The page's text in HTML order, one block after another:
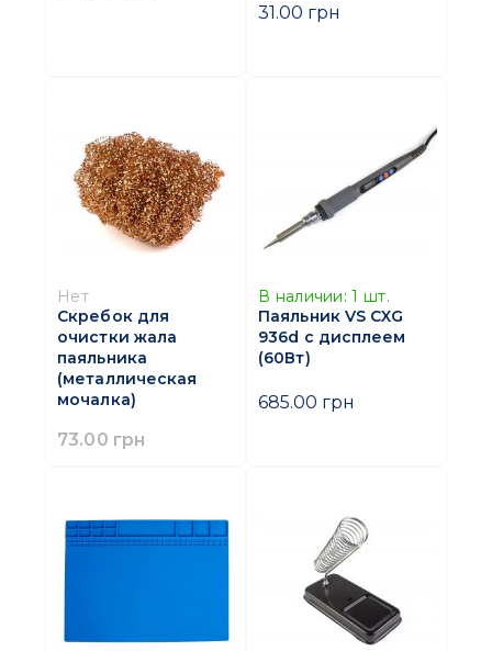
31.00 грн
Нет
Скребок для
очистки жала
паяльника
(металлическая
мочалка)
73.00 грн
В наличии: 1 шт.
Паяльник VS CXG
936d с дисплеем
(60Вт)
685.00 грн